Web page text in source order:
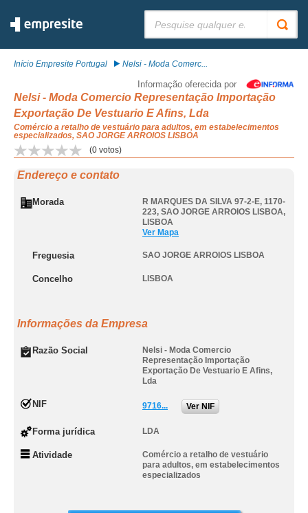
Início Empresite Portugal Nelsi - Moda Comerc...
Informação oferecida por
Nelsi - Moda Comercio Representação Importação
Exportação De Vestuario E Afins, Lda
Comércio a retalho de vestuário para adultos, em estabelecimentos
especializados, SAO JORGE ARROIOS LISBOA
(0 votos)
Endereço e contato
Morada
R MARQUES DA SILVA 97-2-E, 1170-
223, SAO JORGE ARROIOS LISBOA,
LISBOA
Ver Mapa
Freguesia SAO JORGE ARROIOS LISBOA
Concelho LISBOA
Informações da Empresa
Razão Social
Nelsi - Moda Comercio
Representação Importação
Exportação De Vestuario E Afins,
Lda
NIF 9716... Ver NIF
Forma jurídica LDA
Atividade
Comércio a retalho de vestuário
para adultos, em estabelecimentos
especializados